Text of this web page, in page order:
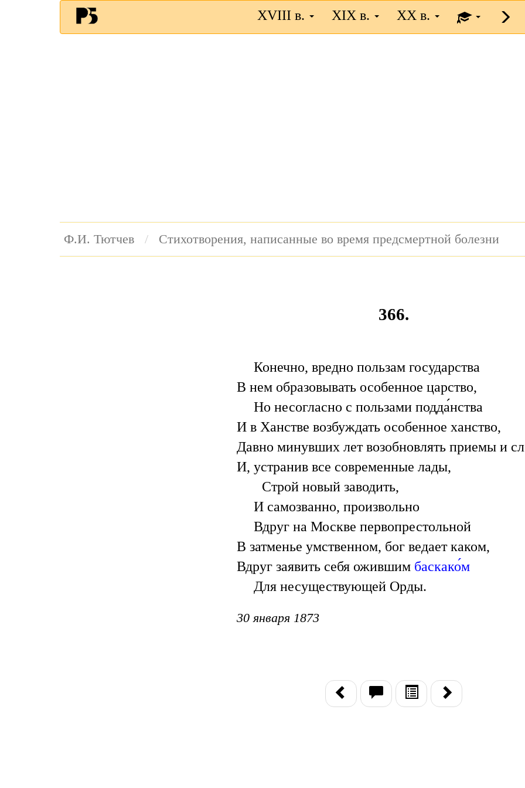
XVIII в. XIX в. XX в.
Ф.И. Тютчев Стихотворения, написанные во время предсмертной болезни
366.
Конечно, вредно пользам государства
В нем образовывать особенное царство,
Но несогласно с пользами подда́нства
И в Ханстве возбуждать особенное ханство,
Давно минувших лет возобновлять приемы и
И, устранив все современные лады,
Строй новый заводить,
И самозванно, произвольно
Вдруг на Москве первопрестольной
В затменье умственном, бог ведает каком,
Вдруг заявить себя ожившим баскако́м
Для несуществующей Орды.
30 января 1873